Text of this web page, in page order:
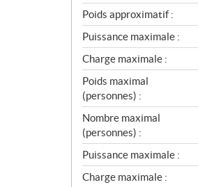
Poids approximatif :
Puissance maximale :
Charge maximale :
Poids maximal
(personnes) :
Nombre maximal
(personnes) :
Puissance maximale :
Charge maximale :